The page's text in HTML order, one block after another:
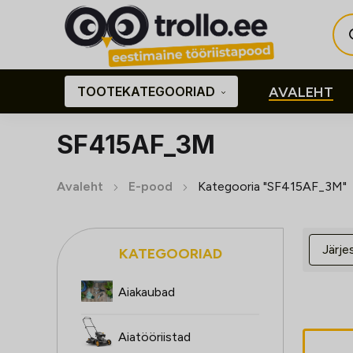
TOOTEKATEGOORIAD AVALEHT
SF415AF_3M
Avaleht E-pood Kategooria "SF415AF_3M"
KATEGOORIAD
Aiakaubad
Aiatööriistad